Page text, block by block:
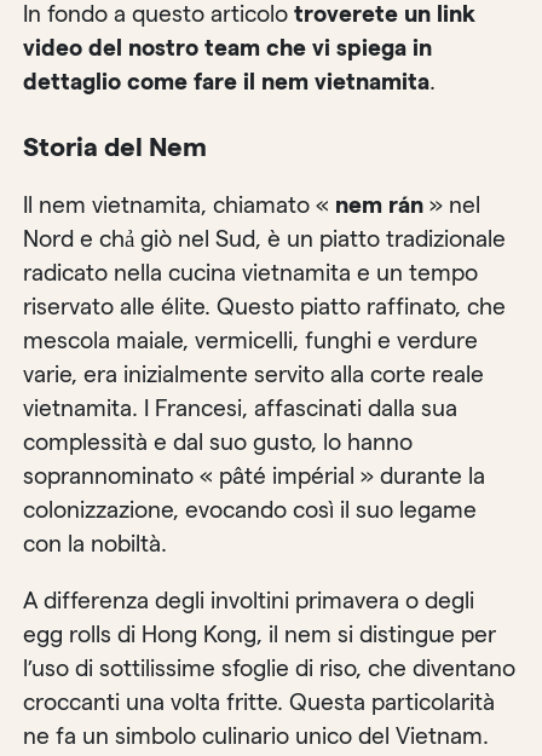
In fondo a questo articolo troverete un link
video del nostro team che vi spiega in
dettaglio come fare il nem vietnamita.
Storia del Nem
Il nem vietnamita, chiamato « nem rán » nel
Nord e chả giò nel Sud, è un piatto tradizionale
radicato nella cucina vietnamita e un tempo
riservato alle élite. Questo piatto raffinato, che
mescola maiale, vermicelli, funghi e verdure
varie, era inizialmente servito alla corte reale
vietnamita. I Francesi, affascinati dalla sua
complessità e dal suo gusto, lo hanno
soprannominato « pâté impérial » durante la
colonizzazione, evocando così il suo legame
con la nobiltà.
A differenza degli involtini primavera o degli
egg rolls di Hong Kong, il nem si distingue per
l’uso di sottilissime sfoglie di riso, che diventano
croccanti una volta fritte. Questa particolarità
ne fa un simbolo culinario unico del Vietnam.